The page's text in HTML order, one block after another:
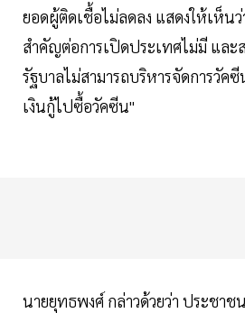
ยอดผู้ติดเชื้อไม่ลดลง แสดงให้เห็
สำคัญต่อการเปิดประเทศไม่มี และ
รัฐบาลไม่สามารถบริหารจัดการวัค
เงินกู้ไปซื้อวัคซีน"
นายยุทธพงศ์ กล่าวด้วยว่า ประชาช